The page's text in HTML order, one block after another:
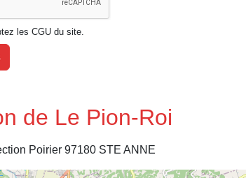
les CGU du site.
de Le Pion-Roi
Poirier 97180 STE ANNE